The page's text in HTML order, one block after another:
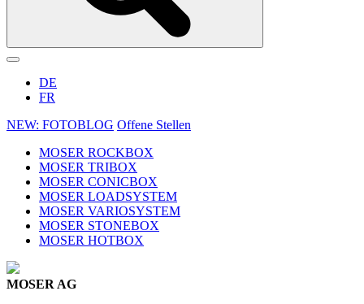
DE
FR
NEW: FOTOBLOG Offene Stellen
MOSER ROCKBOX
MOSER TRIBOX
MOSER CONICBOX
MOSER LOADSYSTEM
MOSER VARIOSYSTEM
MOSER STONEBOX
MOSER HOTBOX
MOSER AG